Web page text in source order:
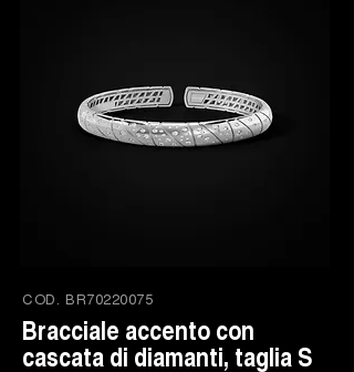
COD. BR70220075
Bracciale accento con
cascata di diamanti, taglia S